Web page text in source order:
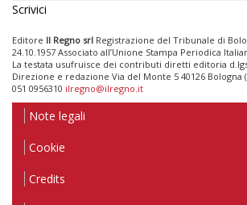
Scrivici
Editore Il Regno srl Registrazione del Tribunale di
24.10.1957 Associato all’Unione Stampa Periodica
La testata usufruisce dei contributi diretti editoria
Direzione e redazione Via del Monte 5 40126 Bologna
051 0956310 ilregno@ilregno.it
Note legali
Cookie
Credits